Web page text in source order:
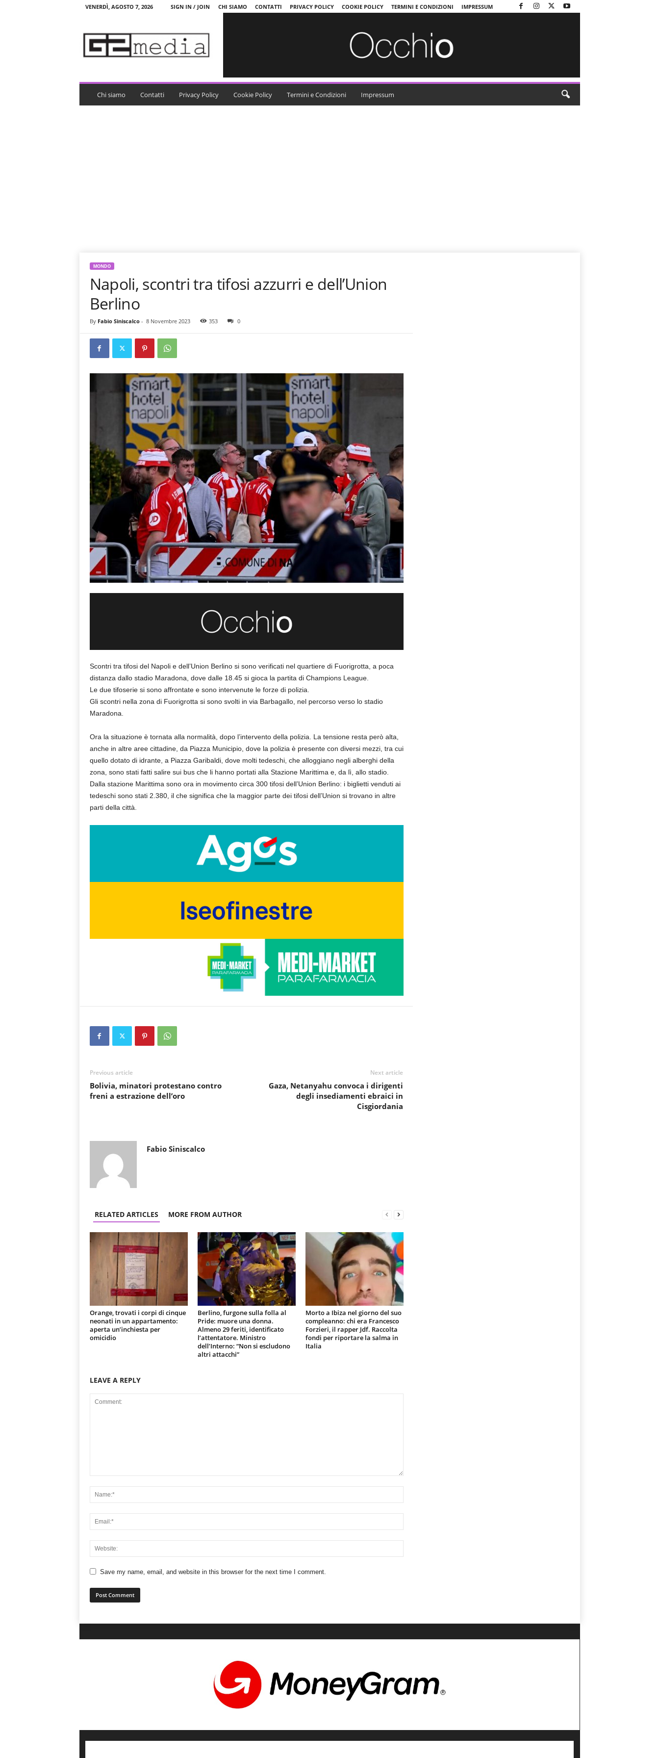
VENERDÌ, AGOSTO 7, 2026 SIGN IN / JOIN CHI SIAMO CONTATTI PRIVACY POLICY COOKIE POLICY TERMINI E CONDIZIONI IMPRESSUM
a
Chi siamo Contatti Privacy Policy Cookie Policy Termini e Condizioni Impressum
MONDO
Napoli, scontri tra tifosi azzurri e dell’Union
Berlino
By Fabio Siniscalco- 8 Novembre 2023 353 0
Scontri tra tifosi del Napoli e dell’Union Berlino si sono verificati nel quartiere di Fuorigrotta, a poca
distanza dallo stadio Maradona, dove dalle 18.45 si gioca la partita di Champions League.
Le due tifoserie si sono affrontate e sono intervenute le forze di polizia.
Gli scontri nella zona di Fuorigrotta si sono svolti in via Barbagallo, nel percorso verso lo stadio
Maradona.
Ora la situazione è tornata alla normalità, dopo l’intervento della polizia. La tensione resta però alta,
anche in altre aree cittadine, da Piazza Municipio, dove la polizia è presente con diversi mezzi, tra cui
quello dotato di idrante, a Piazza Garibaldi, dove molti tedeschi, che alloggiano negli alberghi della
zona, sono stati fatti salire sui bus che li hanno portati alla Stazione Marittima e, da lì, allo stadio.
Dalla stazione Marittima sono ora in movimento circa 300 tifosi dell’Union Berlino: i biglietti venduti ai
tedeschi sono stati 2.380, il che significa che la maggior parte dei tifosi dell’Union si trovano in altre
parti della città.
Previous article
Bolivia, minatori protestano contro
freni a estrazione dell’oro
Next article
Gaza, Netanyahu convoca i dirigenti
degli insediamenti ebraici in
Cisgiordania
Fabio Siniscalco
RELATED ARTICLES MORE FROM AUTHOR
Orange, trovati i corpi di cinque
neonati in un appartamento:
aperta un’inchiesta per
omicidio
Berlino, furgone sulla folla al
Pride: muore una donna.
Almeno 29 feriti, identificato
l’attentatore. Ministro
dell’Interno: “Non si escludono
altri attacchi”
Morto a Ibiza nel giorno del suo
compleanno: chi era Francesco
Forzieri, il rapper Jdf. Raccolta
fondi per riportare la salma in
Italia
LEAVE A REPLY
Save my name, email, and website in this browser for the next time I comment.